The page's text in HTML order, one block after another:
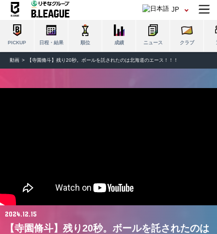
JP
PICKUP 日程・結果 順位 成績 ニュース クラブ
動画 【寺園脩斗】残り20秒。ボールを託されたのは北海道のエース！！！
2024.12.15
【寺園脩斗】残り20秒。ボールを託されたのは